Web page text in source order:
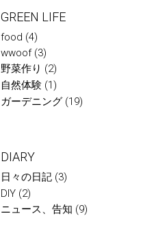
GREEN LIFE
food (4)
wwoof(3)
野菜作り (2)
自然体験 (1)
ガーデニング (19)
DIARY
日々の日記 (3)
DIY (2)
ニュース、告知 (9)